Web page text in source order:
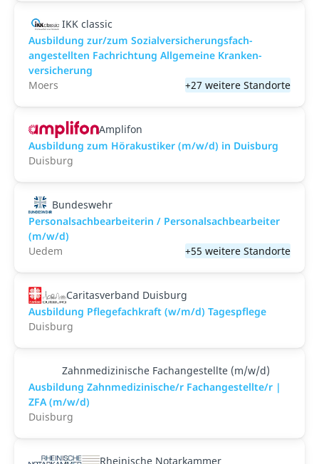
IKK classic
Aus­bild­ung zur/zum Sozial­versicher­ungs­fach­
angestellten­ Fach­richtung All­gemeine Kranken­
versicher­ung
Moers
+27 weitere Standorte
Amplifon
Ausbildung zum Hörakustiker (m/w/d) in Duisburg
Duisburg
Bundeswehr
Personalsachbearbeiterin / Personalsachbearbeiter
(m/w/d)
Uedem
+55 weitere Standorte
Caritasverband Duisburg
Ausbildung Pflegefachkraft (w/m/d) Tagespflege
Duisburg
Zahnmedizinische Fachangestellte (m/w/d)
Ausbildung Zahnmedizinische/r Fachangestellte/r |
ZFA (m/w/d)
Duisburg
Rheinische Notarkammer